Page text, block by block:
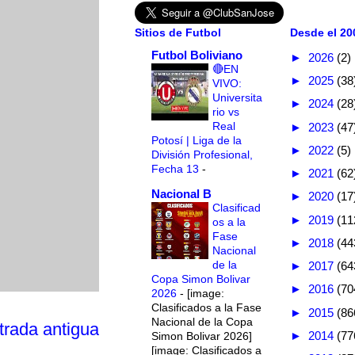
antigua
Sitios de Futbol
Futbol Boliviano
🔴EN
VIVO:
Universita
rio vs
Real
Potosí | Liga de la
División Profesional,
Fecha 13 -
Nacional B
Clasificad
os a la
Fase
Nacional
de la
Copa Simon Bolivar
2026 - [image:
Clasificados a la Fase
Nacional de la Copa
Simon Bolivar 2026]
[image: Clasificados a
Desde el
► 2026 (2)
► 2025
► 2024
► 2023
► 2022 (5)
► 2021
► 2020
► 2019
► 2018
► 2017
► 2016
► 2015
► 2014